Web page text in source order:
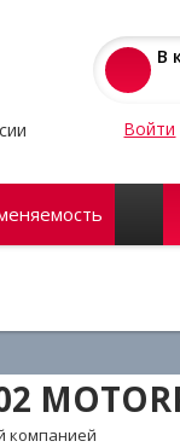
В
Войти
компанией